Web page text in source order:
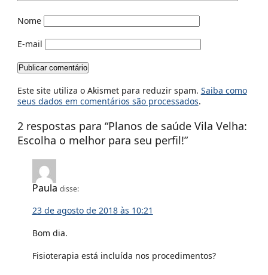
Nome
E-mail
Este site utiliza o Akismet para reduzir spam. Saiba como
seus dados em comentários são processados.
2 respostas para “Planos de saúde Vila Velha:
Escolha o melhor para seu perfil!”
Paula disse:
23 de agosto de 2018 às 10:21
Bom dia.
Fisioterapia está incluída nos procedimentos?